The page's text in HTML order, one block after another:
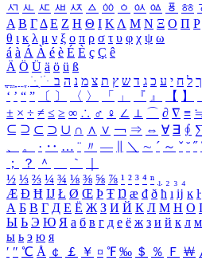
ㅺ ㅻ ㅼ ㅽ ㅾ ㅿ ㆀ ㆁ ㆂ ㆃ ㆄ ㆅ
Α Β ΓΔ Ε Ζ Η Θ Ι ΚΛ Μ Ν Ξ Ο Π Ρ
θ ι κ λ μ ν ξ ο π ρ σ τ υ φ χ ψ ω
á à Á À é è É È ç Ç ê
Ä Ö Ü ä ö ü ß
ִֶֹ ֻּ ׁׂ ך ל ח י ע כ ג ד ש ץ ת צ מ נ ה ב
‘ ’ “ ” 〔 〕 〈 〉 「 」 『 』 【 】
± × ÷ ≠ ≤ ≥ ∞ ∴ ♂ ♀ ∠ ⊥ ⌒ ∂ ∇ ≡ ≒
⊆ ⊇ ⊂ ⊃ ∪ ∩ ∧ ∨ ￢ ⇒ ⇔ ∀ ∃ ∮ ∑
、
。 · ‥ … ¨ 〃 ― ＼ ∼ ´ ～ ˇ ˘ ˝
；
？ ＾ ｀
½ ⅓ ⅔ ¼ ¾ ⅛ ⅜ ⅝ ⅞ ¹ ² ³ ⁴ ⁿ ₁ ₂ ₃ ₄
Æ Ð Ħ Ĳ Ł Ø Œ Þ Ŧ Ŋ æ đ ð ħ ı ĳ ĸ ŀ
А Б В Г Д Е Ё Ж З И Й К Л М Н О
Ы Ь Э Ю Я а б в г д е ё ж з и й к л м
ы ь э ю я
′ ″ ℃ Å ￠ ￡ ￥ ¤ ℉ ‰ ＄ ％ Ｆ ￦